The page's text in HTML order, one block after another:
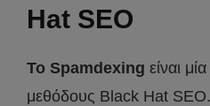
Hat SEO
To Spamdexing είναι
μεθόδους Black Hat SEO.